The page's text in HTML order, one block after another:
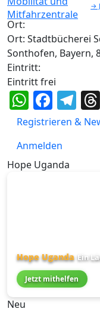
→
Ort:
Ort: Stadtbücherei
Sonthofen, Bayern,
Eintritt:
Eintritt frei
Registrieren &
Anmelden
Hope Uganda
Hope Uganda Ein
Jetzt mithelfen
Neu